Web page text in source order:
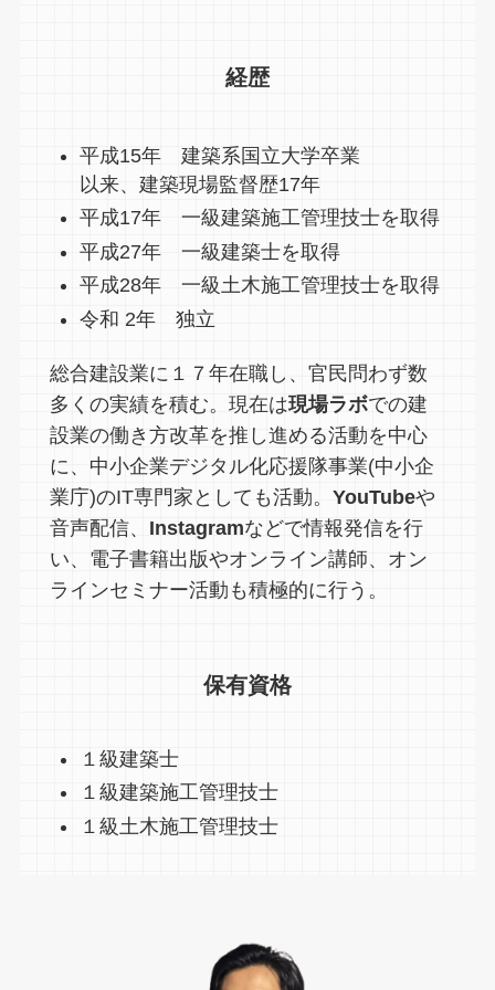
経歴
平成15年 建築系国立大学卒業
以来、建築現場監督歴17年
平成17年 一級建築施工管理技士を取得
平成27年 一級建築士を取得
平成28年 一級土木施工管理技士を取得
令和 2年 独立
総合建設業に１７年在職し、官民問わず数
多くの実績を積む。現在は現場ラボでの建
設業の働き方改革を推し進める活動を中心
に、中小企業デジタル化応援隊事業(中小企
業庁)のIT専門家としても活動。 YouTubeや
音声配信、 Instagramなどで情報発信を行
い、電子書籍出版やオンライン講師、オン
ラインセミナー活動も積極的に行う。
保有資格
１級建築士
１級建築施工管理技士
１級土木施工管理技士